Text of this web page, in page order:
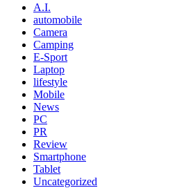
A.I.
automobile
Camera
Camping
E-Sport
Laptop
lifestyle
Mobile
News
PC
PR
Review
Smartphone
Tablet
Uncategorized